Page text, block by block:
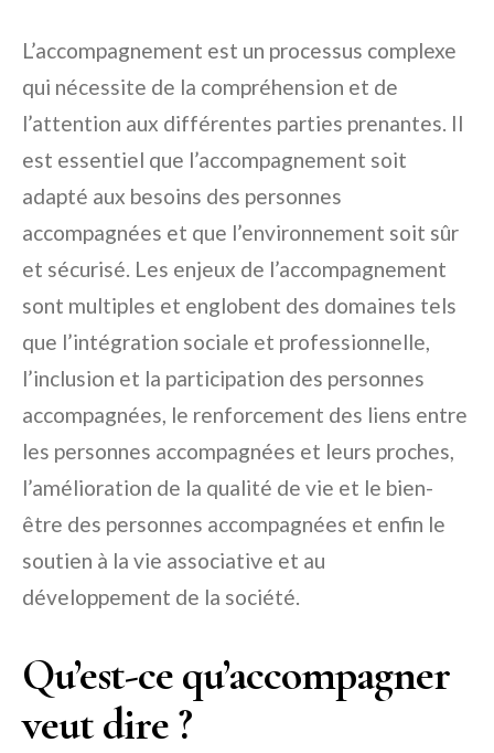
L’accompagnement est un processus complexe
qui nécessite de la compréhension et de
l’attention aux différentes parties prenantes. Il
est essentiel que l’accompagnement soit
adapté aux besoins des personnes
accompagnées et que l’environnement soit sûr
et sécurisé. Les enjeux de l’accompagnement
sont multiples et englobent des domaines tels
que l’intégration sociale et professionnelle,
l’inclusion et la participation des personnes
accompagnées, le renforcement des liens entre
les personnes accompagnées et leurs proches,
l’amélioration de la qualité de vie et le bien-
être des personnes accompagnées et enfin le
soutien à la vie associative et au
développement de la société.
Qu’est-ce qu’accompagner
veut dire ?